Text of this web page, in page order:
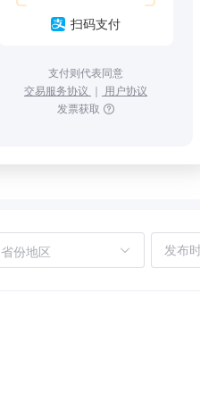
扫码支付
支付则代表同意
交易服务协议 ｜ 用户协议
发票获取
省份地区